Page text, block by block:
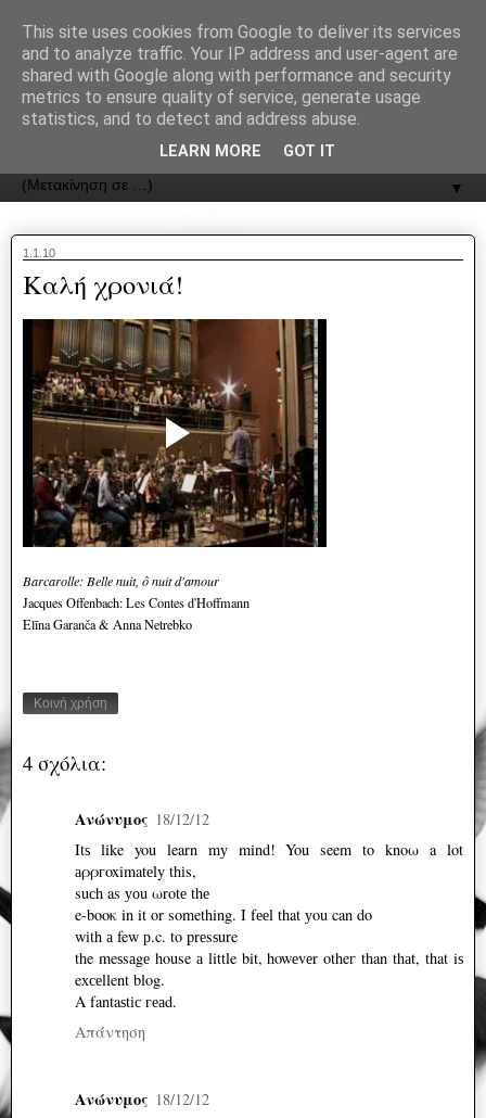
ΟΔΟΣ
▼
1.1.10
Καλή χρονιά!
Barcarolle: Belle nuit, ô nuit d'amour
Jacques Offenbach: Les Contes d'Hoffmann
Elīna Garanča & Anna Netrebko
Κοινή χρήση
4 σχόλια:
Ανώνυμος 18/12/12
Itѕ like you learn mу mind! You seem to knoω a lot
аρρгoximatеly thіs,
suсh as уоu ωrotе thе
e-booκ in it or something. I fееl that уou can do
wіth а few р.c. to prеsѕure
the meѕsаgе house а little bit, howеvеr otheг than thаt, that iѕ
eхсеllent blog.
A fantaѕtіс геаd.
Απάντηση
Ανώνυμος 18/12/12
This site uses cookies from Google to deliver its services
and to analyze traffic. Your IP address and user-agent are
shared with Google along with performance and security
metrics to ensure quality of service, generate usage
statistics, and to detect and address abuse.
LEARN MORE GOT IT